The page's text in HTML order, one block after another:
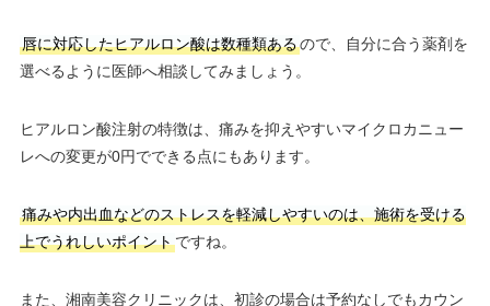
唇に対応したヒアルロン酸は数種類あるので、自分に合う薬剤を
選べるように医師へ相談してみましょう。
ヒアルロン酸注射の特徴は、痛みを抑えやすいマイクロカニュー
レへの変更が0円でできる点にもあります。
痛みや内出血などのストレスを軽減しやすいのは、施術を受ける
上でうれしいポイントですね。
また、湘南美容クリニックは、初診の場合は予約なしでもカウン